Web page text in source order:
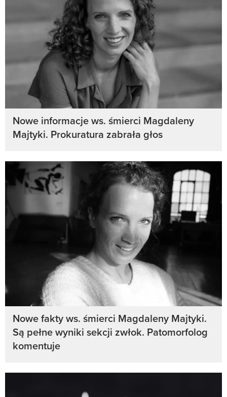
Nowe informacje ws. śmierci Magdaleny
Majtyki. Prokuratura zabrała głos
Nowe fakty ws. śmierci Magdaleny Majtyki.
Są pełne wyniki sekcji zwłok. Patomorfolog
komentuje